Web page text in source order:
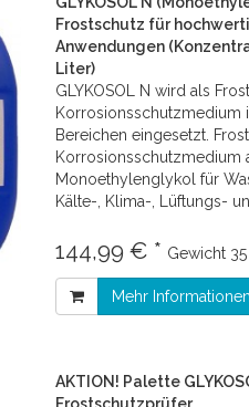
Frostschutz für
Anwendungen
Liter)
GLYKOSOL N wird als
Korrosionsschutzmedium
Bereichen eingesetzt.
Korrosionsschutzmedium
Monoethylenglykol für
Kälte-, Klima-, Lüftungs-
144,99 € * Gewicht
Mehr Informationen
AKTION! Palette